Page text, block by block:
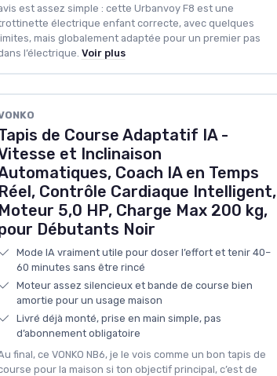
est assez simple : cette Urbanvoy F8 est une
électrique enfant correcte, avec quelques
mais globalement adaptée pour un premier pas
l’électrique. Voir plus
de Course Adaptatif IA -
et Inclinaison
Coach IA en Temps
Réel, Contrôle Cardiaque Intelligent,
Moteur 5,0 HP, Charge Max 200 kg,
Débutants Noir
Mode IA vraiment utile pour doser l’effort et tenir 40–
60 minutes sans être rincé
Moteur assez silencieux et bande de course bien
amortie pour un usage maison
Livré déjà monté, prise en main simple, pas
d’abonnement obligatoire
final, ce VONKO NB6, je le vois comme un bon tapis de
pour la maison si ton objectif principal, c’est de